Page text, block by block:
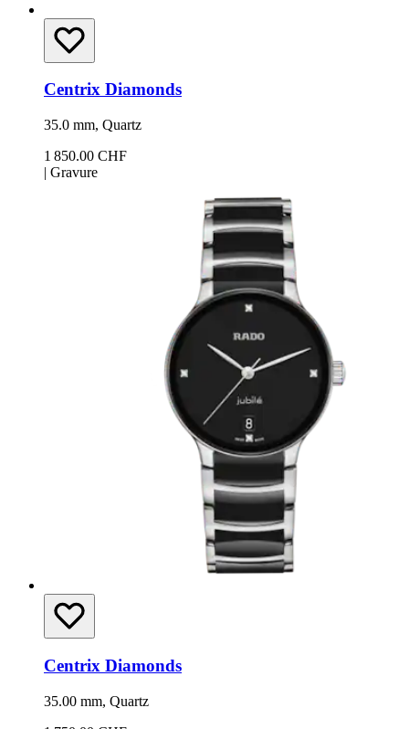
Centrix Diamonds
35.0 mm, Quartz
1 850.00 CHF
| Gravure
Centrix Diamonds
35.00 mm, Quartz